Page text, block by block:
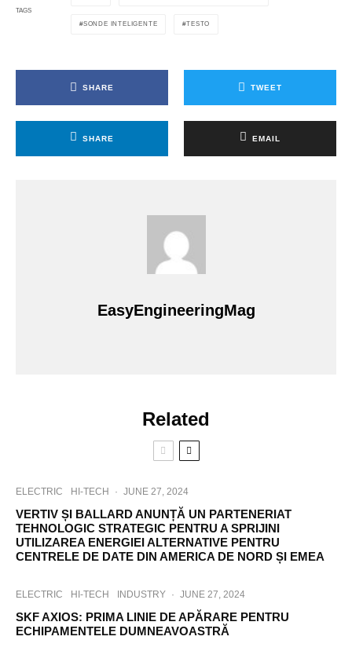
TAGS
SONDE INTELIGENTE TESTO
SHARE TWEET
SHARE EMAIL
EasyEngineeringMag
Related
ELECTRIC HI-TECH · JUNE 27, 2024
VERTIV ȘI BALLARD ANUNȚĂ UN PARTENERIAT
TEHNOLOGIC STRATEGIC PENTRU A SPRIJINI
UTILIZAREA ENERGIEI ALTERNATIVE PENTRU
CENTRELE DE DATE DIN AMERICA DE NORD ȘI EMEA
ELECTRIC HI-TECH INDUSTRY · JUNE 27, 2024
SKF AXIOS: PRIMA LINIE DE APĂRARE PENTRU
ECHIPAMENTELE DUMNEAVOASTRĂ